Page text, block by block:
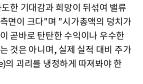
한 기대감과 희망이 뒤섞여 밸류
면이 크다"며 "시가총액의 덩치가
곧바로 탄탄한 수익이나 우수한
것은 아니며, 실제 실적 대비 주가
괴리를 냉정하게 따져봐야 한